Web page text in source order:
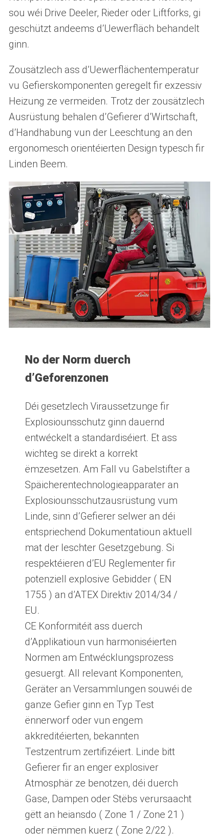
sou wéi Drive Deeler, Rieder oder Liftforks, gi
geschützt andeems d’Uewerfläch behandelt
ginn.
Zousätzlech ass d’Uewerflächentemperatur
vu Gefierskomponenten geregelt fir exzessiv
Heizung ze vermeiden. Trotz der zousätzlech
Ausrüstung behalen d’Gefierer d’Wirtschaft,
d’Handhabung vun der Leeschtung an den
ergonomesch orientéierten Design typesch fir
Linden Beem.
No der Norm duerch
d’Geforenzonen
Déi gesetzlech Viraussetzunge fir
Explosiounsschutz ginn dauernd
entwéckelt a standardiséiert. Et ass
wichteg se direkt a korrekt
ëmzesetzen. Am Fall vu Gabelstifter a
Späicherentechnologieapparater an
Explosiounsschutzausrüstung vum
Linde, sinn d’Gefierer selwer an déi
entspriechend Dokumentatioun aktuell
mat der leschter Gesetzgebung. Si
respektéieren d’EU Reglementer fir
potenziell explosive Gebidder ( EN
1755 ) an d’ATEX Direktiv 2014/34 /
EU.
CE Konformitéit ass duerch
d’Applikatioun vun harmoniséierten
Normen am Entwécklungsprozess
gesuergt. All relevant Komponenten,
Geräter an Versammlungen souwéi de
ganze Gefier ginn en Typ Test
ënnerworf oder vun engem
akkreditéierten, bekannten
Testzentrum zertifizéiert. Linde bitt
Gefierer fir an enger explosiver
Atmosphär ze benotzen, déi duerch
Gase, Dampen oder Stëbs verursaacht
gëtt an heiansdo ( Zone 1 / Zone 21 )
oder nëmmen kuerz ( Zone 2/22 ).